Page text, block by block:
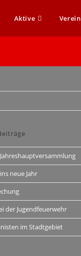
Aktive Verein
neue Jahr
der Jugendfeuerwehr
im Stadtgebiet